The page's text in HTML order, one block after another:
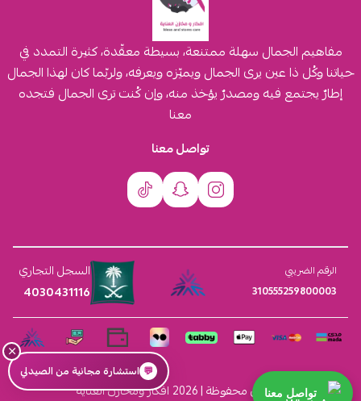
مفاهيم الجمال سهلة ممتنعة، بسيطة معقّدة، كثيرة التمدد في
حياتنا وكُل ذا عين يرى الجمال ويميّزه ويعرفه، ولربّما كان لهذا الجمال
إطارٌ يجتمع فيه ومصدرٌ يؤخذ منه، وإن كُنت ترى الجمال فتجده
معنا
تواصل معنا
الرقم الضريبي
310555259800003
السجل التجاري
4030431116
الحقوق محفوظة | 2026 افكار ومخازن العناية
×
💬 استشارة مجانية من الصيدلي
تواصل معنا